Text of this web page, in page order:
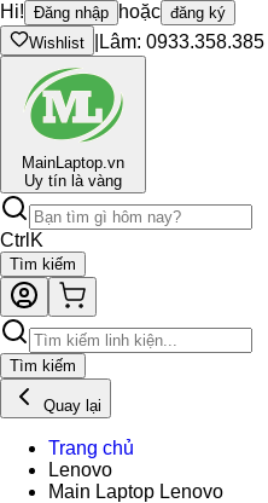
Hi! Đăng nhập hoặc đăng ký
Wishlist
Lâm: 0933.358.385
MainLaptop.vn
Uy tín là vàng
Ctrl K
Tìm kiếm
Tìm kiếm
Quay lại
Trang chủ
Lenovo
Main Laptop Lenovo